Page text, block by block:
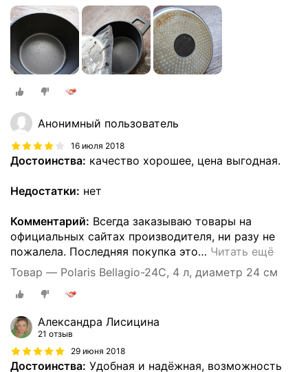
Анонимный пользователь
16 июля 2018
Достоинства: качество хорошее, цена выгодная.
Недостатки: нет
Комментарий: Всегда заказываю товары на
официальных сайтах производителя, ни разу не
пожалела. Последняя покупка это… Читать ещё
Товар — Polaris Bellagio-24C, 4 л, диаметр 24 см
Александра Лисицина
21 отзыв
29 июня 2018
Достоинства: Удобная и надёжная, возможность